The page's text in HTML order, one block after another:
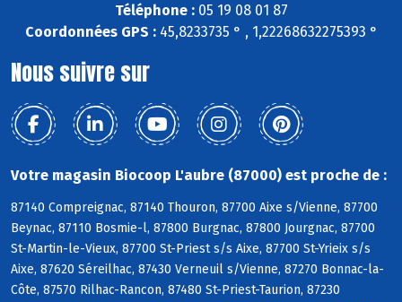
Téléphone :05 19 08 01 87
Coordonnées GPS :45,8233735 ° , 1,22268632275393 °
Nous suivre sur
Votre magasin Biocoop L'aubre (87000) est proche de :
87140 Compreignac, 87140 Thouron, 87700 Aixe s/Vienne, 87700
Beynac, 87110 Bosmie-l, 87800 Burgnac, 87800 Jourgnac, 87700
St-Martin-le-Vieux, 87700 St-Priest s/s Aixe, 87700 St-Yrieix s/s
Aixe, 87620 Séreilhac, 87430 Verneuil s/Vienne, 87270 Bonnac-la-
Côte, 87570 Rilhac-Rancon, 87480 St-Priest-Taurion, 87230